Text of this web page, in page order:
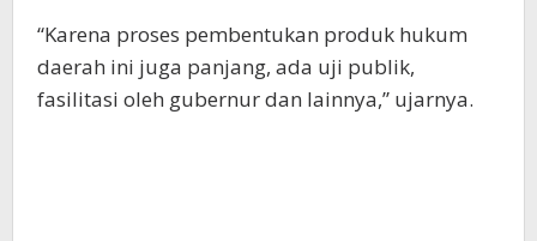
“Karena proses pembentukan produk hukum
daerah ini juga panjang, ada uji publik,
fasilitasi oleh gubernur dan lainnya,” ujarnya.